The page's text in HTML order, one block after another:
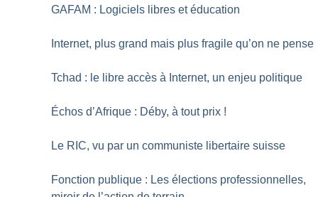
GAFAM : Logiciels libres et éducation
Internet, plus grand mais plus fragile qu’on ne pense
Tchad : le libre accès à Internet, un enjeu politique
Échos d’Afrique : Déby, à tout prix !
Le RIC, vu par un communiste libertaire suisse
Fonction publique : Les élections professionnelles,